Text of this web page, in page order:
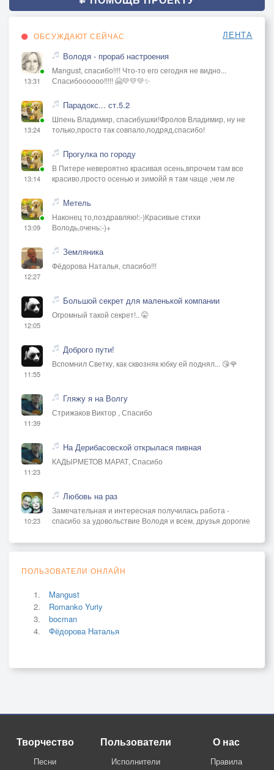
ОБСУЖДАЮТ СЕЙЧАС ЛЕНТА
13:31
Володя - прораб настроения
Mangust, спасибо!!!! Что-то его сегодня не видно...
Спасибоооооо!!!!! 🤗💛💛💛✨
13:24
Парадокс... ст.5.2
Шпень Владимир, спасибушки!Фролов Владимир, ну не
только,просто так совпало,подряд,спасибо!
13:14
Прогулка по городу
В Питере невероятно красивая осень,впрочем там все
красиво,просто осенью и зимойй я там чаще ,чем ле
13:09
Метель
Наконец то,поздравляю!:-)Красивые стихи
Володь,очень:-)+
12:27
Земляника
Фёдорова Наталья, спасибо!!!
12:05
Большой секрет для маленькой компании
Огромный такой секрет!.. 🤫
11:55
Доброго пути!
Вспомнил Светку, как сквозняк юбку ей поднял... 😘🌹
11:39
Гляжу я на Волгу
Стрижаков Виктор , Спасибо
11:23
На Дерибасовской открылася пивная
КАДЫРМЕТОВ МАРАТ, Спасибо
10:23
Любовь на раз
Замечательная и интересная получилась работа -
спасибо за удовольствие Володя и всем, друзья дорогие
ПОЛЬЗОВАТЕЛИ ОНЛАЙН
Mangust
Romanko Yuriy
bocman
Фёдорова Наталья
Творчество
Песни
Пользователи
Исполнители
О нас
Правила